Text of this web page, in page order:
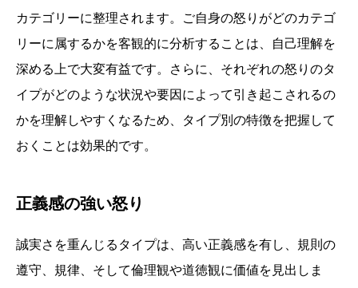
カテゴリーに整理されます。ご自身の怒りがどのカテゴ
リーに属するかを客観的に分析することは、自己理解を
深める上で大変有益です。さらに、それぞれの怒りのタ
イプがどのような状況や要因によって引き起こされるの
かを理解しやすくなるため、タイプ別の特徴を把握して
おくことは効果的です。
正義感の強い怒り
誠実さを重んじるタイプは、高い正義感を有し、規則の
遵守、規律、そして倫理観や道徳観に価値を見出しま